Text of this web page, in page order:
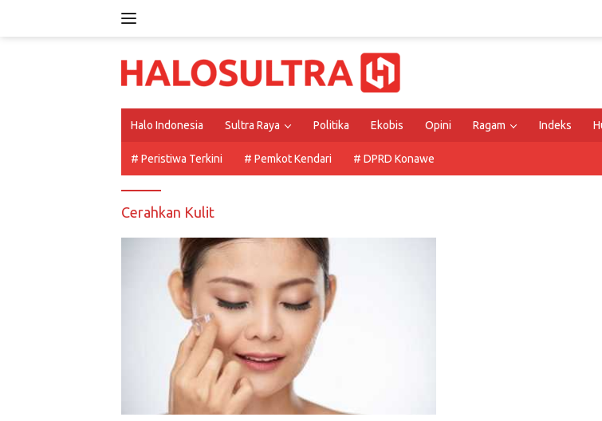
Halo Indonesia Sultra Raya Politika Ekobis Opini Ragam Indeks
# Peristiwa Terkini # Pemkot Kendari # DPRD Konawe
Cerahkan Kulit